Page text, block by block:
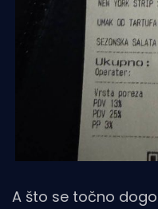
A što se točno